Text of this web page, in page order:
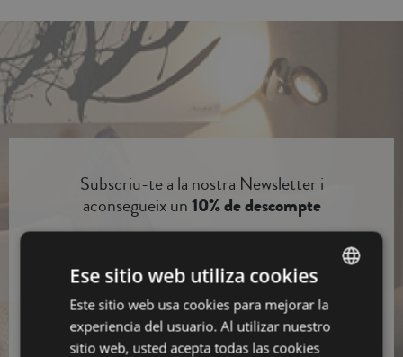
Subscriu-te a la nostra Newsletter i
aconsegueix un10% de descompte
Subscriure’m
He llegit i accepto la informació bàsica sobre el
tractament de dades.
SPANISH
INGLÉS
Ese sitio web utiliza cookies
Este sitio web usa cookies para mejorar la
experiencia del usuario. Al utilizar nuestro
sitio web, usted acepta todas las cookies